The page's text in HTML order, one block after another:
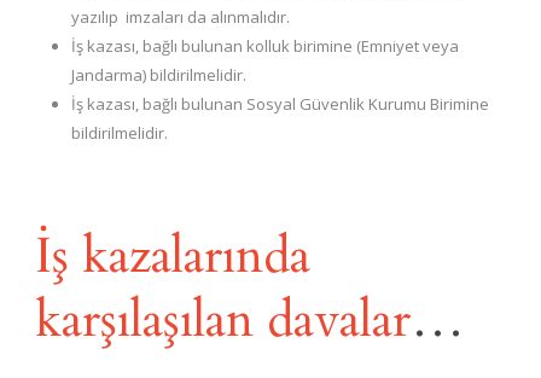
yazılıp imzaları da alınmalıdır.
İş kazası, bağlı bulunan kolluk birimine (Emniyet veya
Jandarma) bildirilmelidir.
İş kazası, bağlı bulunan Sosyal Güvenlik Kurumu Birimine
bildirilmelidir.
İş kazalarında
karşılaşılan davalar…